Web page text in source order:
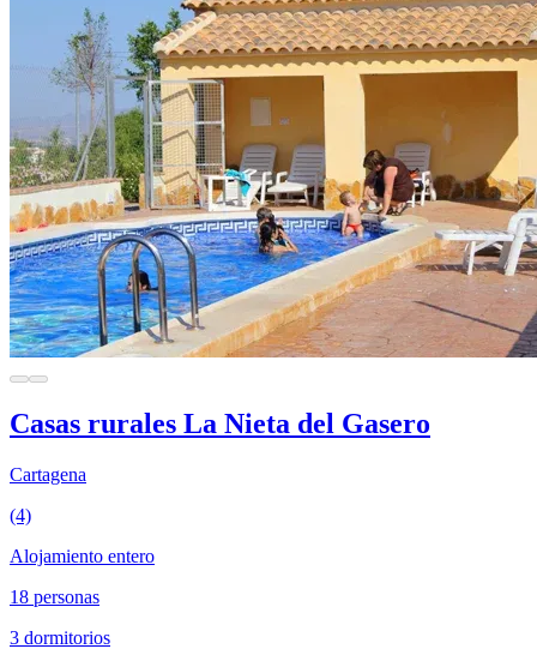
Casas rurales La Nieta del Gasero
Cartagena
(4)
Alojamiento entero
18 personas
3 dormitorios